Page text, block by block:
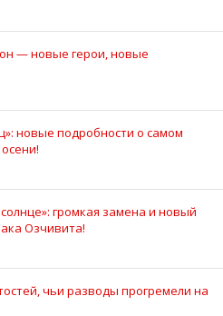
— новые герои, новые
новые подробности о самом
громкая замена и новый
Озчивита!
чьи разводы прогремели на